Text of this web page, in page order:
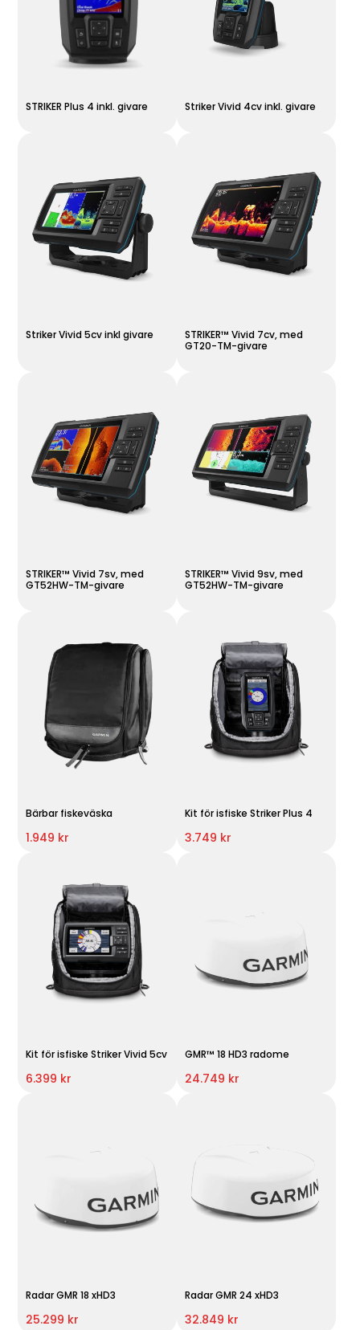
STRIKER Plus 4 inkl. givare Striker Vivid 4cv inkl. givare
Striker Vivid 5cv inkl givare
STRIKER™ Vivid 7cv, med
GT20-TM-givare
STRIKER™ Vivid 7sv, med
GT52HW-TM-givare
STRIKER™ Vivid 9sv, med
GT52HW-TM-givare
Bärbar fiskeväska
1.949 kr
Kit för isfiske Striker Plus 4
3.749 kr
Kit för isfiske Striker Vivid 5cv
6.399 kr
GMR™ 18 HD3 radome
24.749 kr
Radar GMR 18 xHD3
25.299 kr
Radar GMR 24 xHD3
32.849 kr